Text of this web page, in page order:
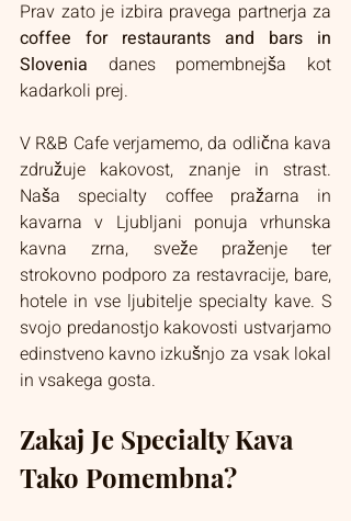
coffee for restaurants and bars in
Slovenia danes pomembnejša kot
kadarkoli prej.
V R&B Cafe verjamemo, da odlična kava
združuje kakovost, znanje in strast.
Naša specialty coffee pražarna in
kavarna v Ljubljani ponuja vrhunska
kavna zrna, sveže praženje ter
strokovno podporo za restavracije, bare,
hotele in vse ljubitelje specialty kave. S
svojo predanostjo kakovosti ustvarjamo
edinstveno kavno izkušnjo za vsak lokal
in vsakega gosta.
Zakaj Je Specialty Kava
Tako Pomembna?